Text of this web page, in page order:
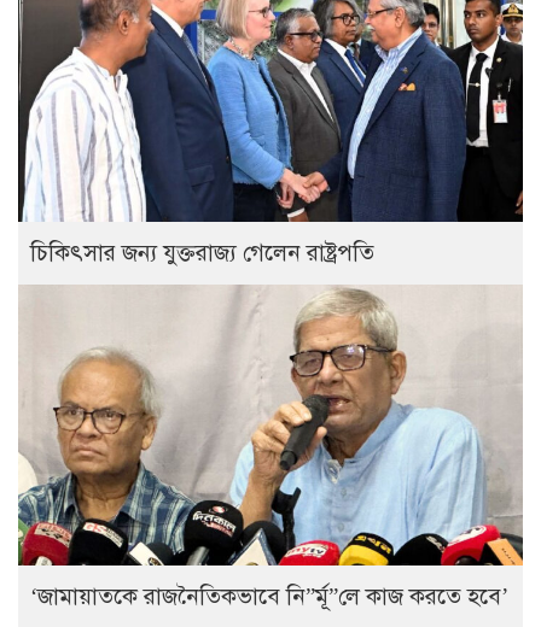
চিকিৎসার জন্য যুক্তরাজ্য গেলেন রাষ্ট্রপতি
‘জামায়াতকে রাজনৈতিকভাবে নি”র্মূ”লে কাজ করতে হবে’